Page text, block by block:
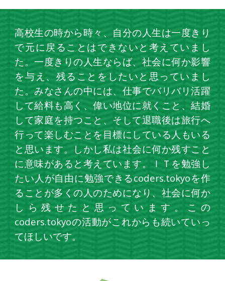
高校生の時から時々、自分の人生は一度きり
で元に戻ることはできないと考えていまし
た。一度きりの人生ならば、社会に何か影響
を与え、残ることをしたいと思っていまし
た。みなさんの中には、仕事でバリバリ活躍
して給料も高く、偉い地位に就くこと、結婚
して家庭を持つこと、そして退職後は旅行へ
行って楽しむことを目標にしている人もいる
と思います。しかし私は社会に何か残すこと
に意味があると考えています。ＩＴを勉強し
たい人が自由に勉強できるcoders.tokyoを作
ることが多くの人のためになり、社会に何か
しら残せたと思っています。この
coders.tokyoの活動がこれからも続いていっ
てほしいです。